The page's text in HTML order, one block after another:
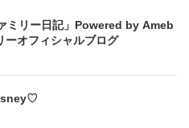
ミリー日記」Powered by Ameb
ーオフィシャルブログ